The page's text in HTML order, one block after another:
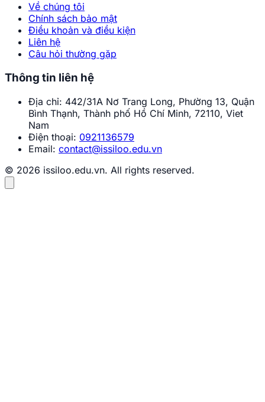
Về chúng tôi
Chính sách bảo mật
Điều khoản và điều kiện
Liên hệ
Câu hỏi thường gặp
Thông tin liên hệ
Địa chỉ: 442/31A Nơ Trang Long, Phường 13, Quận
Bình Thạnh, Thành phố Hồ Chí Minh, 72110, Viet
Nam
Điện thoại: 0921136579
Email: contact@issiloo.edu.vn
© 2026 issiloo.edu.vn. All rights reserved.